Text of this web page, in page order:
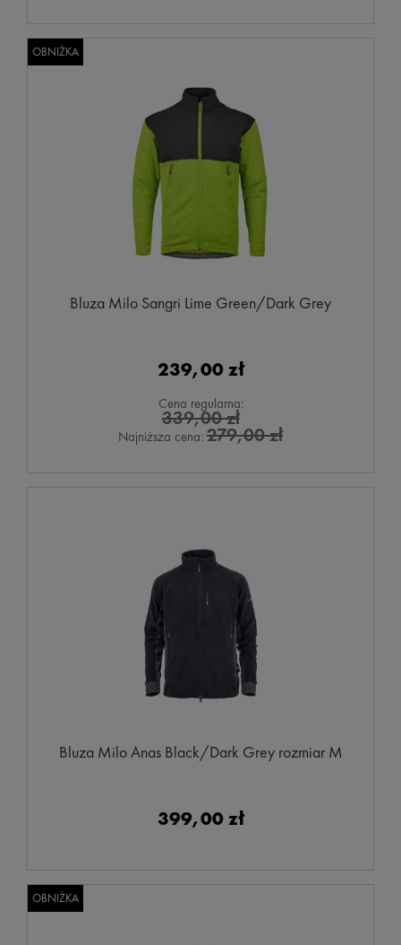
Bluza Milo Sangri Lime Green/Dark Grey
239,00 zł
Cena regularna:
339,00 zł
Najniższa cena: 279,00 zł
OBNIŻKA
Bluza Milo Anas Black/Dark Grey rozmiar M
399,00 zł
OBNIŻKA